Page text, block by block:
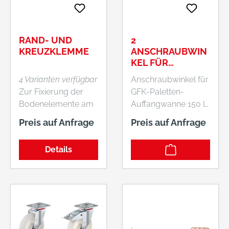
Transportgeräten,
auf Anfrage auch mit
Stapler oder LKW
(Sonderausführung)
• Beliebige
Kombination der
Einzelelemente
möglich • Hoher
durch Verzinkung
RAND- UND
KREUZKLEMME
4 Varianten verfügbar
Zur Fixierung der
Bodenelemente am
Boden
(Randklemme) und
aufeinander
(Kreuzklemme).
Preis auf Anfrage
Details
2
ANSCHRAUBWIN
KEL FÜR
PALETTEN-
AUFFANGWANNE
CEMO
Anschraubwinkel für
GFK-Paletten-
Auffangwanne 150 l
Diese
Anschraubwinkel
sind zum
Befestigung der
71384 Weinstadt, DE,
Preis auf Anfrage